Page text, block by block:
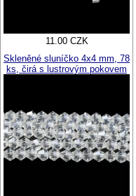
11.00 CZK
Skleněné sluníčko 4x4 mm, 78
ks, čirá s lustrovým pokovem